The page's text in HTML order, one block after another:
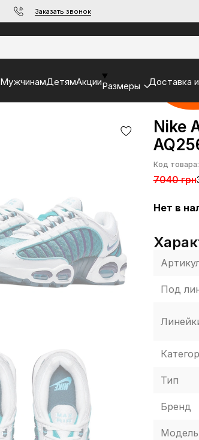
Заказать звонок
МужчинамДетямАкцииРазмеры Доставка
Nike
Код товара:
7040 грн
Нет в
Под
Тип
Бренд
Модель